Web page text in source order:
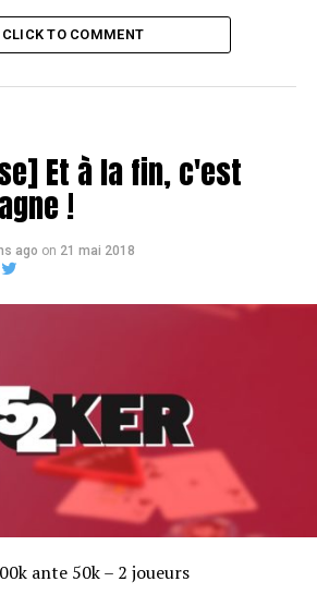
Estelle Denis
CLICK TO COMMENT
Et à la fin, c'est
!
ago on 21 mai 2018
ante 50k – 2 joueurs